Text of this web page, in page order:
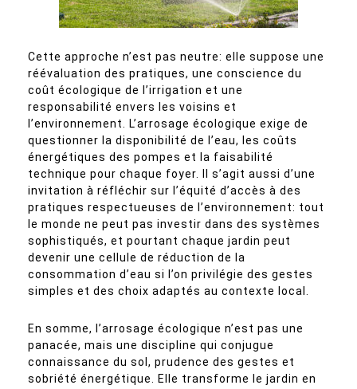
Cette approche n’est pas neutre: elle suppose une
réévaluation des pratiques, une conscience du
coût écologique de l’irrigation et une
responsabilité envers les voisins et
l’environnement. L’arrosage écologique exige de
questionner la disponibilité de l’eau, les coûts
énergétiques des pompes et la faisabilité
technique pour chaque foyer. Il s’agit aussi d’une
invitation à réfléchir sur l’équité d’accès à des
pratiques respectueuses de l’environnement: tout
le monde ne peut pas investir dans des systèmes
sophistiqués, et pourtant chaque jardin peut
devenir une cellule de réduction de la
consommation d’eau si l’on privilégie des gestes
simples et des choix adaptés au contexte local.
En somme, l’arrosage écologique n’est pas une
panacée, mais une discipline qui conjugue
connaissance du sol, prudence des gestes et
sobriété énergétique. Elle transforme le jardin en